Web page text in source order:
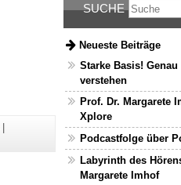
SUCHE
Neueste Beiträge
Starke Basis!
verstehen
Prof. Dr. Margarete
Xplore
Podcastfolge über
Labyrinth des
Margarete Imhof